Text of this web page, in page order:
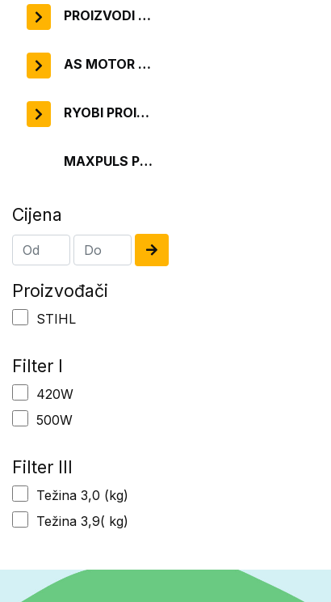
PROIZVODI ZA OBOŽAVATELJE
AS MOTOR PROIZVODI
RYOBI PROIZVODI
MAXPULS PROIZVODI
Cijena
Proizvođači
STIHL
Filter I
420W
500W
Filter III
Težina 3,0 (kg)
Težina 3,9( kg)